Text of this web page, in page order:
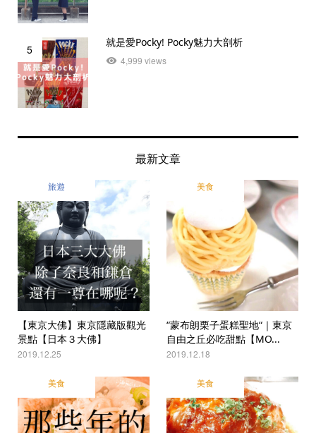
5
就是愛Pocky! Pocky魅力大剖析
4,999 views
最新文章
旅遊
【東京大佛】東京隱藏版觀光
景點【日本３大佛】
2019.12.25
美食
“蒙布朗栗子蛋糕聖地“｜東京
自由之丘必吃甜點【MO...
2019.12.18
美食 美食